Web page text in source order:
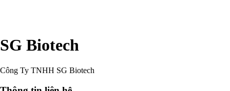
SG Biotech
Công Ty TNHH SG Biotech